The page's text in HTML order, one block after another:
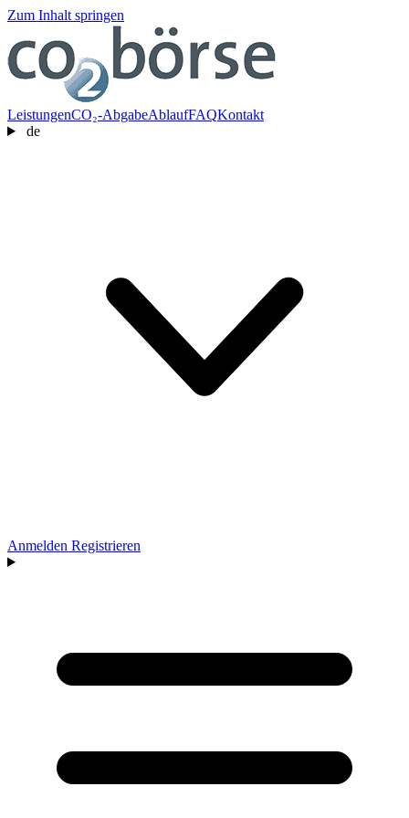
Zum Inhalt springen
LeistungenCO₂-AbgabeAblaufFAQKontakt
de
Anmelden Registrieren